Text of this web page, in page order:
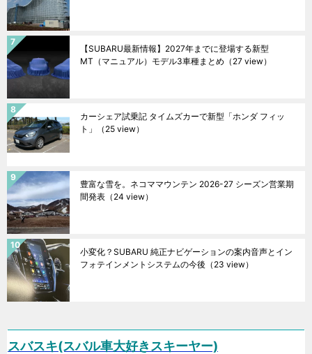
【SUBARU最新情報】2027年までに登場する新型
MT（マニュアル）モデル3車種まとめ （27 view）
カーシェア試乗記 タイムズカーで新型「ホンダ フィッ
ト」
（25 view）
豊富な雪を。ネコママウンテン 2026-27 シーズン営業期
間発表 （24 view）
小変化？SUBARU 純正ナビゲーションの案内音声とイン
フォテインメントシステムの今後 （23 view）
スバスキ(スバル車大好きスキーヤー)